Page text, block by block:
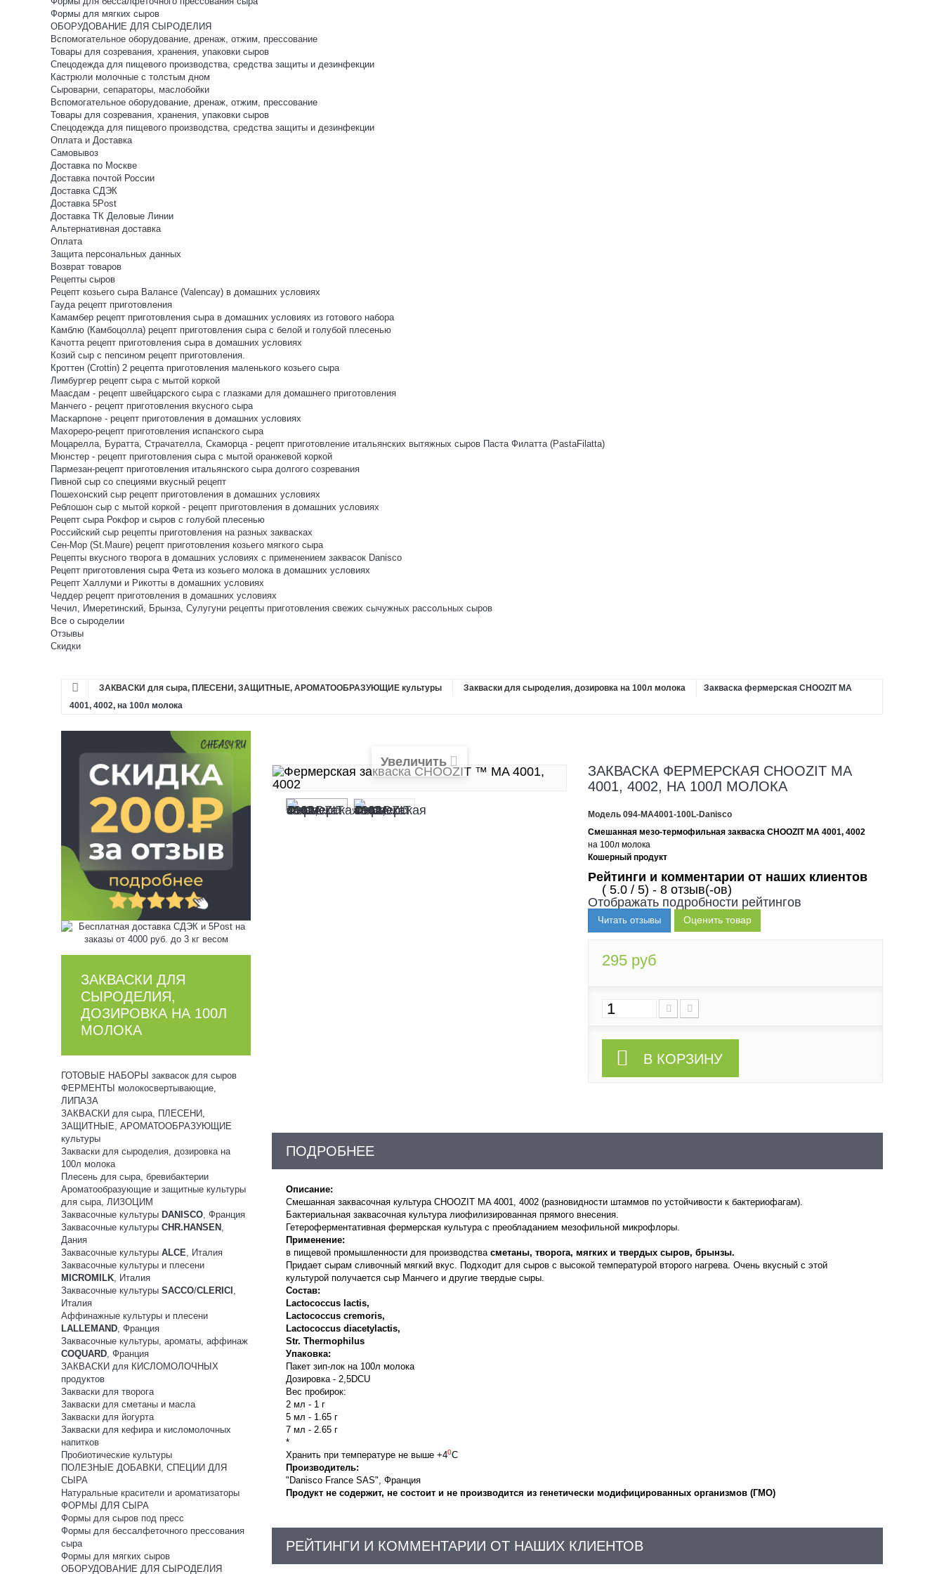
Формы для мягких сыров
ОБОРУДОВАНИЕ ДЛЯ СЫРОДЕЛИЯ
Вспомогательное оборудование, дренаж, отжим, прессование
Товары для созревания, хранения, упаковки сыров
Спецодежда для пищевого производства, средства защиты и дезинфекции
Кастрюли молочные с толстым дном
Сыроварни, сепараторы, маслобойки
Вспомогательное оборудование, дренаж, отжим, прессование
Товары для созревания, хранения, упаковки сыров
Спецодежда для пищевого производства, средства защиты и дезинфекции
Оплата и Доставка
Самовывоз
Доставка по Москве
Доставка почтой России
Доставка СДЭК
Доставка 5Post
Доставка ТК Деловые Линии
Альтернативная доставка
Оплата
Защита персональных данных
Возврат товаров
Рецепты сыров
Рецепт козьего сыра Валансе (Valencay) в домашних условиях
Гауда рецепт приготовления
Камамбер рецепт приготовления сыра в домашних условиях из готового набора
Камблю (Камбоцолла) рецепт приготовления сыра с белой и голубой плесенью
Качотта рецепт приготовления сыра в домашних условиях
Козий сыр с пепсином рецепт приготовления.
Кроттен (Crottin) 2 рецепта приготовления маленького козьего сыра
Лимбургер рецепт сыра с мытой коркой
Маасдам - рецепт швейцарского сыра с глазками для домашнего приготовления
Манчего - рецепт приготовления вкусного сыра
Маскарпоне - рецепт приготовления в домашних условиях
Махореро-рецепт приготовления испанского сыра
Моцарелла, Буратта, Страчателла, Скаморца - рецепт приготовление итальянских вытяжных сыров Паста Филатта (PastaFilatta)
Мюнстер - рецепт приготовления сыра с мытой оранжевой коркой
Пармезан-рецепт приготовления итальянского сыра долгого созревания
Пивной сыр со специями вкусный рецепт
Пошехонский сыр рецепт приготовления в домашних условиях
Реблошон сыр с мытой коркой - рецепт приготовления в домашних условиях
Рецепт сыра Рокфор и сыров с голубой плесенью
Российский сыр рецепты приготовления на разных заквасках
Сен-Мор (St.Maure) рецепт приготовления козьего мягкого сыра
Рецепты вкусного творога в домашних условиях с применением заквасок Danisco
Рецепт приготовления сыра Фета из козьего молока в домашних условиях
Рецепт Халлуми и Рикотты в домашних условиях
Чеддер рецепт приготовления в домашних условиях
Чечил, Имеретинский, Брынза, Сулугуни рецепты приготовления свежих сычужных рассольных сыров
Все о сыроделии
Отзывы
Скидки
ЗАКВАСКИ для сыра, ПЛЕСЕНИ, ЗАЩИТНЫЕ, АРОМАТООБРАЗУЮЩИЕ культуры Закваски для сыроделия, дозировка на 100л молока
Закваска фермерская CHOOZIT MA
4001, 4002, на 100л молока
ЗАКВАСКИ ДЛЯ
СЫРОДЕЛИЯ,
ДОЗИРОВКА НА 100Л
МОЛОКА
ГОТОВЫЕ НАБОРЫ заквасок для сыров
ФЕРМЕНТЫ молокосвертывающие,
ЛИПАЗА
ЗАКВАСКИ для сыра, ПЛЕСЕНИ,
ЗАЩИТНЫЕ, АРОМАТООБРАЗУЮЩИЕ
культуры
Закваски для сыроделия, дозировка на
100л молока
Плесень для сыра, бревибактерии
Ароматообразующие и защитные культуры
для сыра, ЛИЗОЦИМ
Заквасочные культуры DANISCO, Франция
Заквасочные культуры CHR.HANSEN ,
Дания
Заквасочные культуры ALCE, Италия
Заквасочные культуры и плесени
MICROMILK, Италия
Заквасочные культуры SACCO/CLERICI ,
Италия
Аффинажные культуры и плесени
LALLEMAND, Франция
Заквасочные культуры, ароматы, аффинаж
COQUARD, Франция
ЗАКВАСКИ для КИСЛОМОЛОЧНЫХ
продуктов
Закваски для творога
Закваски для сметаны и масла
Закваски для йогурта
Закваски для кефира и кисломолочных
напитков
Пробиотические культуры
ПОЛЕЗНЫЕ ДОБАВКИ, СПЕЦИИ ДЛЯ
СЫРА
Натуральные красители и ароматизаторы
ФОРМЫ ДЛЯ СЫРА
Формы для сыров под пресс
Формы для бессалфеточного прессования
сыра
Формы для мягких сыров
ОБОРУДОВАНИЕ ДЛЯ СЫРОДЕЛИЯ
Увеличить
ЗАКВАСКА ФЕРМЕРСКАЯ CHOOZIT MA
4001, 4002, НА 100Л МОЛОКА
Модель 094-MA4001-100L-Danisco
Смешанная мезо-термофильная закваска CHOOZIT MA 4001, 4002
на 100л молока
Кошерный продукт
Рейтинги и комментарии от наших клиентов
( 5.0 / 5) - 8 отзыв(-ов)
Отображать подробности рейтингов
Читать отзывы Оценить товар
295 руб
В КОРЗИНУ
ПОДРОБНЕЕ
Описание:
Смешанная заквасочная культура CHOOZIT MA 4001, 4002 (разновидности штаммов по устойчивости к бактериофагам).
Бактериальная заквасочная культура лиофилизированная прямого внесения.
Гетероферментативная фермерская культура с преобладанием мезофильной микрофлоры.
Применение:
в пищевой промышленности для производства сметаны, творога, мягких и твердых сыров, брынзы.
Придает сырам сливочный мягкий вкус. Подходит для сыров с высокой температурой второго нагрева. Очень вкусный с этой
культурой получается сыр Манчего и другие твердые сыры.
Состав:
Lactococcus lactis,
Lactococcus cremoris,
Lactococcus diacetylactis,
Str. Thermophilus
Упаковка:
Пакет зип-лок на 100л молока
Дозировка - 2,5DCU
Вес пробирок:
2 мл - 1 г
5 мл - 1.65 г
7 мл - 2.65 г
*
Хранить при температуре не выше +40С
Производитель:
"Danisco France SAS", Франция
Продукт не содержит, не состоит и не производится из генетически модифицированных организмов (ГМО)
РЕЙТИНГИ И КОММЕНТАРИИ ОТ НАШИХ КЛИЕНТОВ